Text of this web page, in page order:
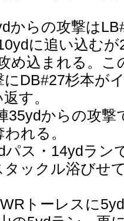
からの攻撃は
に追い込む
め込まれる。
DB#27杉本が
す。
35ydからの攻
れる。
パス・14ydラン
タックル浴びせ
トーレスに